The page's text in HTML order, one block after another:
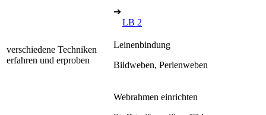
➔
LB 2
verschiedene Techniken
erfahren und erproben
Leinenbindung
Bildweben, Perlenweben
Webrahmen einrichten